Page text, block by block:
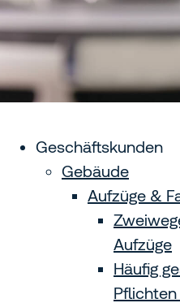
Geschäftskunden
Gebäude
Aufzüge &
Aufzüge
Häufig